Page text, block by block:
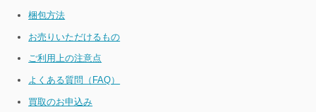
梱包方法
お売りいただけるもの
ご利用上の注意点
よくある質問（FAQ）
買取のお申込み